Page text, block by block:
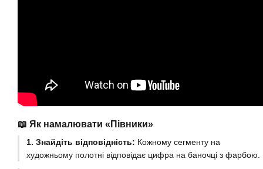
📖 Як намалювати «Півники»
1. Знайдіть відповідність: Кожному сегменту на
художньому полотні відповідає цифра на баночці з фарбою.